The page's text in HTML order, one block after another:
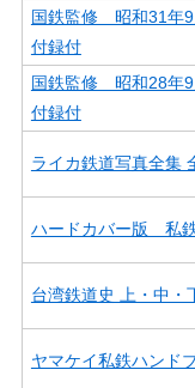
国鉄監修 昭和31
付録付
国鉄監修 昭和28
付録付
ライカ鉄道写真全集
ハードカバー版 私
台湾鉄道史 上・中・
ヤマケイ私鉄ハンド